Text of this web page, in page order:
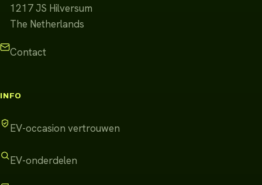
1217 JS Hilversum
The Netherlands
Contact
INFO
EV-occasion vertrouwen
EV-onderdelen